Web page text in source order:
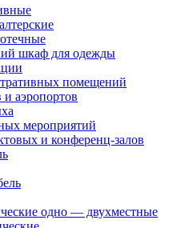
шкаф для одежды
помещений
и аэропортов
мероприятий
и конференц-залов
одно — двухместные